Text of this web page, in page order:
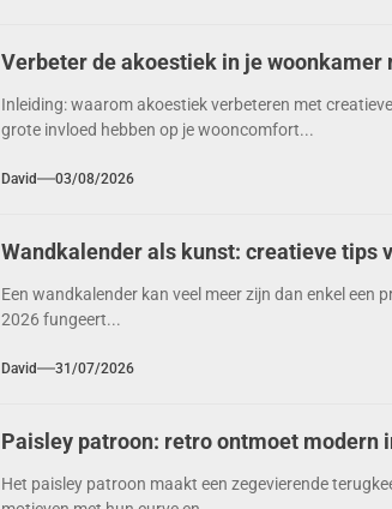
Verbeter de akoestiek in je
Inleiding: waarom akoestiek verbeteren met
grote invloed hebben op je wooncomfort...
David 03/08/2026
Wandkalender als kunst: creatieve tips
Een wandkalender kan veel meer zijn dan enkel
2026 fungeert...
David 31/07/2026
Paisley patroon: retro ontmoet modern
Het paisley patroon maakt een zegevierende